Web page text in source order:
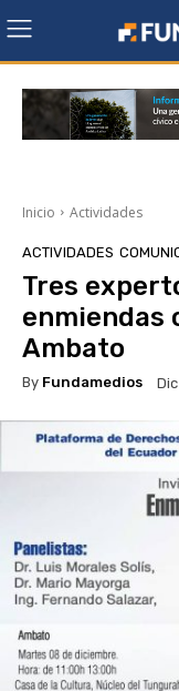
Inicio Actividades
ACTIVIDADES
Tres
enmiendas
Ambato
By Fundamedios